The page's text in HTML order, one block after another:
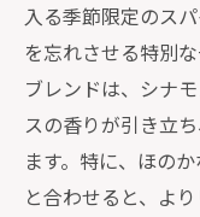
入る季節限定のス
を忘れさせる特別
ブレンドは、シナ
スの香りが引き立
ます。特に、ほの
と合わせると、よ